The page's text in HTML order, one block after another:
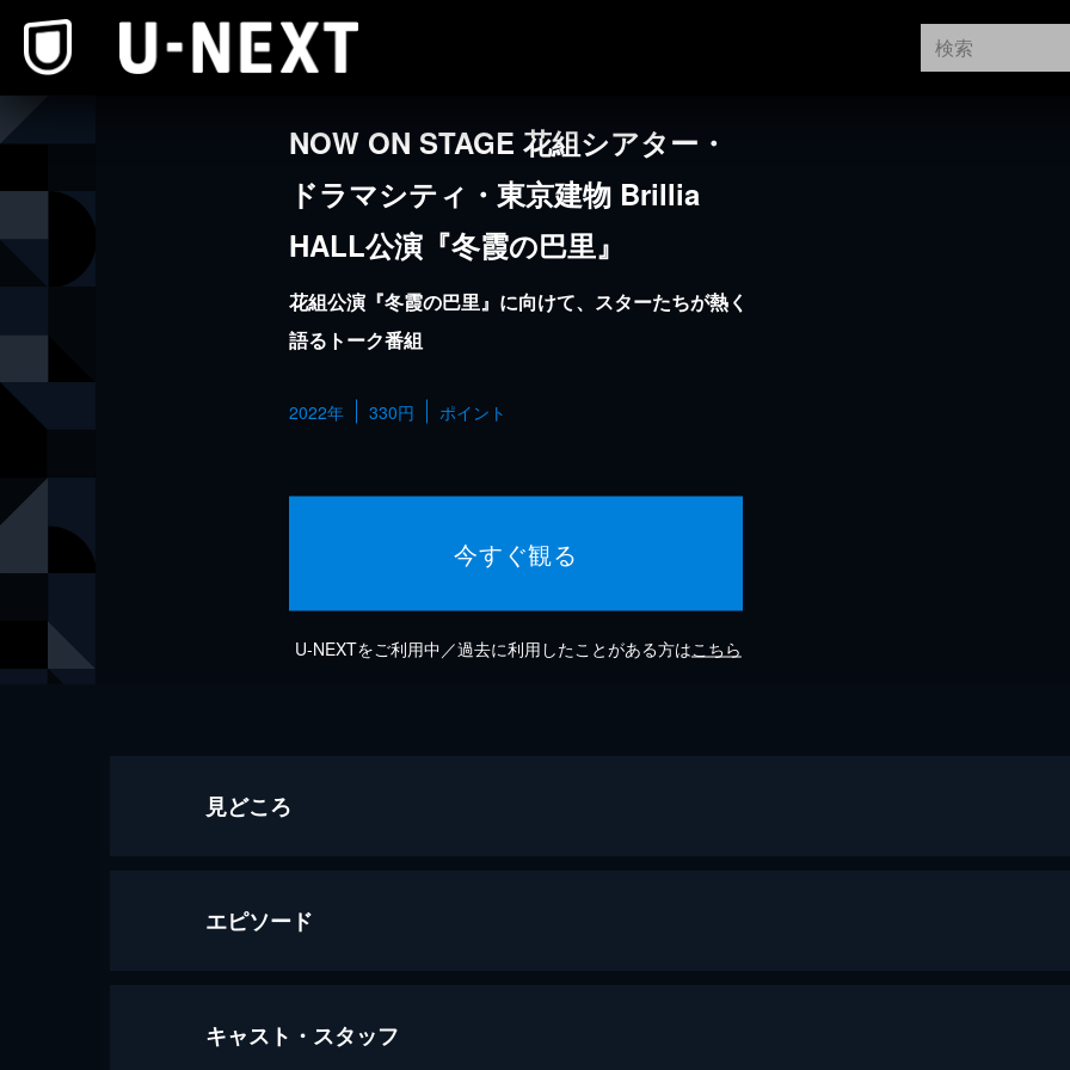
NOW ON STAGE 花組シアター・
ドラマシティ・東京建物 Brillia
HALL公演『冬霞の巴里』
花組公演『冬霞の巴里』に向けて、スターたちが熱く
語るトーク番組
2022年 330円 ポイント
今すぐ観る
U-NEXTをご利用中／過去に利用したことがある方はこちら
見どころ
エピソード
NOW ON STAGE 花組シアター・ドラマシティ・東京建物 Brillia HALL公演『冬霞の巴里』
キャスト・スタッフ